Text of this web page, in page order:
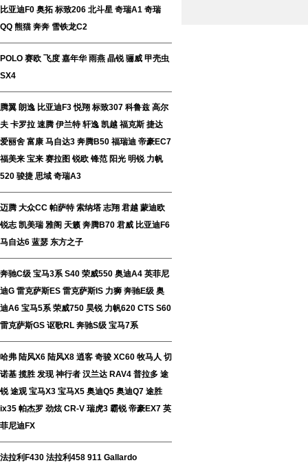
比亚迪F0 奥拓 标致206 北斗星 奇瑞A1 奇瑞
QQ 熊猫 奔奔 雪铁龙C2
POLO 赛欧 飞度 嘉年华 雨燕 晶锐 骊威 甲壳虫
SX4
腾翼 朗逸 比亚迪F3 悦翔 标致307 科鲁兹 高尔
夫 卡罗拉 速腾 伊兰特 轩逸 凯越 福克斯 捷达
爱丽舍 富康 马自达3 奔腾B50 福瑞迪 帝豪EC7
福美来 宝来 赛拉图 锐欧 锋范 阳光 明锐 力帆
520 骏捷 思域 奇瑞A3
迈腾 大众CC 帕萨特 索纳塔 志翔 君越 蒙迪欧
锐志 凯美瑞 雅阁 天籁 奔腾B70 君威 比亚迪F6
马自达6 蓝瑟 东方之子
奔驰C级 宝马3系 S40 荣威550 奥迪A4 英菲尼
迪G 雷克萨斯ES 雷克萨斯IS 力狮 奔驰E级 奥
迪A6 宝马5系 荣威750 昊锐 力帆620 CTS S60
雷克萨斯GS 讴歌RL 奔驰S级 宝马7系
哈弗 陆风X6 陆风X8 逍客 奇骏 XC60 牧马人 切
诺基 揽胜 发现 神行者 汉兰达 RAV4 普拉多 途
锐 途观 宝马X3 宝马X5 奥迪Q5 奥迪Q7 途胜
ix35 帕杰罗 劲炫 CR-V 瑞虎3 霸锐 帝豪EX7 英
菲尼迪FX
法拉利F430 法拉利458 911 Gallardo